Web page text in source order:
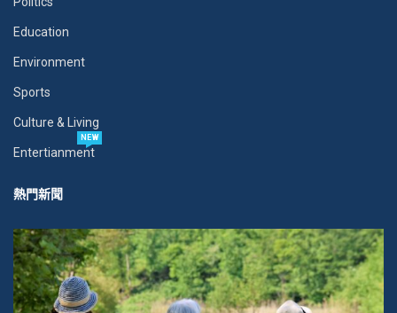
Education
Environment
Sports
Culture & Living
Entertianment
NEW
熱門新聞